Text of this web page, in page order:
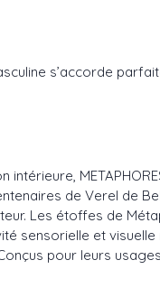
s’accorde
de Verel de
Les étoffes de
sensorielle et
pour leurs